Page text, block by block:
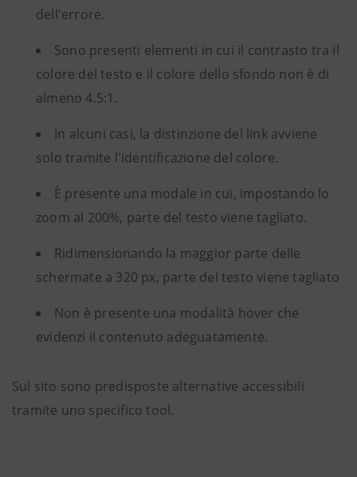
dell'errore.
Sono presenti elementi in cui il contrasto tra il
colore del testo e il colore dello sfondo non è di
almeno 4.5:1.
In alcuni casi, la distinzione del link avviene
solo tramite l'identificazione del colore.
È presente una modale in cui, impostando lo
zoom al 200%, parte del testo viene tagliato.
Ridimensionando la maggior parte delle
schermate a 320 px, parte del testo viene tagliato
Non è presente una modalità hover che
evidenzi il contenuto adeguatamente.
Sul sito sono predisposte alternative accessibili
tramite uno specifico tool.